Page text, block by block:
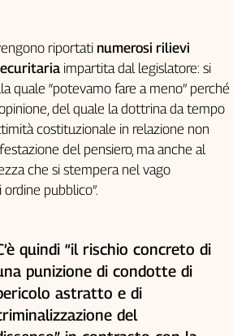
riportati numerosi rilievi
impartita dal legislatore: si
quale “potevamo fare a meno” perché
del quale la dottrina da tempo
costituzionale in relazione non
del pensiero, ma anche al
che si stempera nel vago
pubblico”.
quindi “il rischio concreto di
punizione di condotte di
astratto e di
del